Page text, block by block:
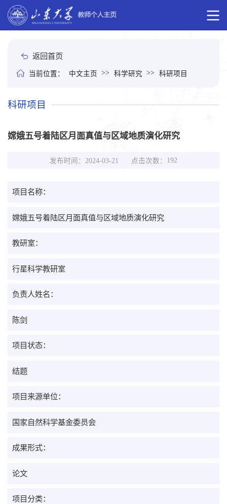
当前位置： 中文主页 >> 科学研究 >> 科研项目
返回首页
科研项目
嫦娥五号着陆区月面真值与区域地质演化研究
发布时间：2024-03-21 点击次数： 192
项目名称：
嫦娥五号着陆区月面真值与区域地质演化研究
教研室：
行星科学教研室
负责人姓名：
陈剑
项目状态：
结题
项目来源单位：
国家自然科学基金委员会
成果形式：
论文
项目分类：